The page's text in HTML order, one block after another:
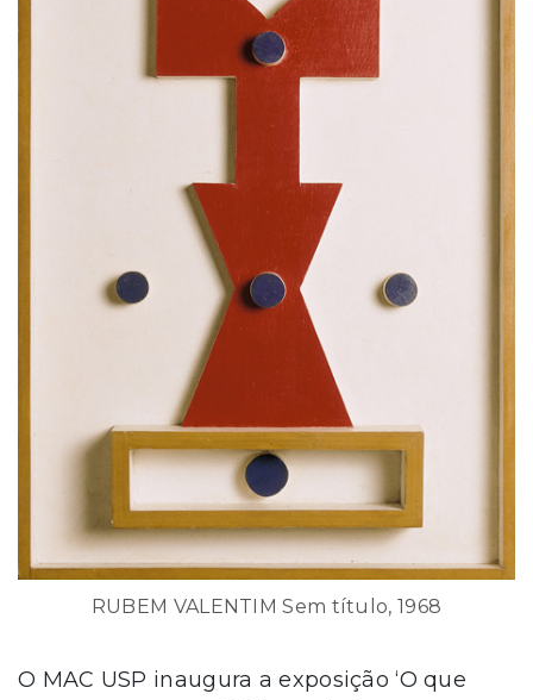
RUBEM VALENTIM Sem título, 1968
O MAC USP inaugura a exposição ‘O que